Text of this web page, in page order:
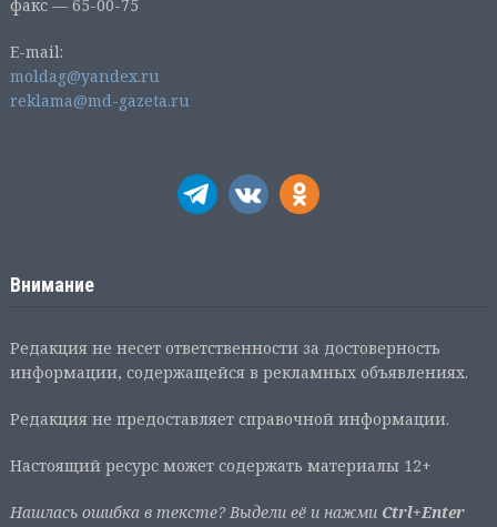
факс — 65-00-75
E-mail:
moldag@yandex.ru
reklama@md-gazeta.ru
Внимание
Редакция не несет ответственности за достоверность
информации, содержащейся в рекламных объявлениях.
Редакция не предоставляет справочной информации.
Настоящий ресурс может содержать материалы 12+
Нашлась ошибка в тексте? Выдели её и нажми Ctrl+Enter